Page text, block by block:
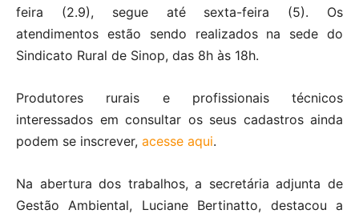
feira (2.9), segue até sexta-feira (5). Os
atendimentos estão sendo realizados na sede do
Sindicato Rural de Sinop, das 8h às 18h.
Produtores rurais e profissionais técnicos
interessados em consultar os seus cadastros ainda
podem se inscrever, acesse aqui.
Na abertura dos trabalhos, a secretária adjunta de
Gestão Ambiental, Luciane Bertinatto, destacou a